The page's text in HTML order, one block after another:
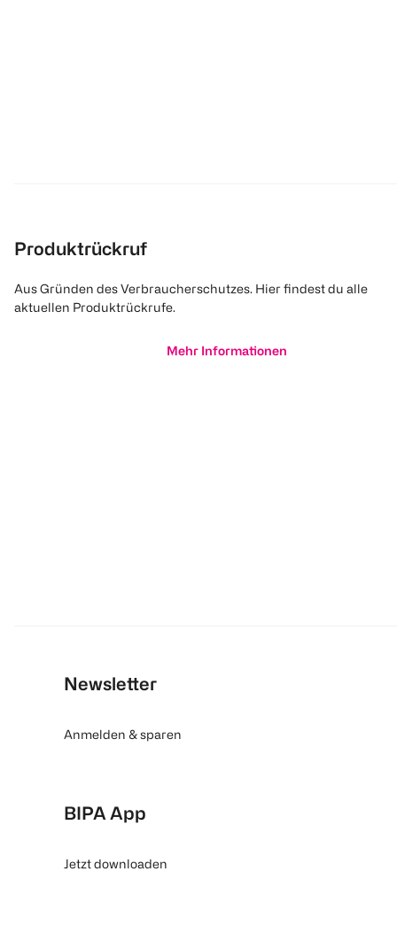
Produktrückruf
Aus Gründen des Verbraucherschutzes. Hier findest du alle
aktuellen Produktrückrufe.
Mehr Informationen
Newsletter
Anmelden & sparen
BIPA App
Jetzt downloaden